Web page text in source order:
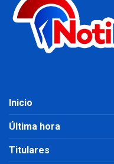
Inicio
Última hora
Titulares